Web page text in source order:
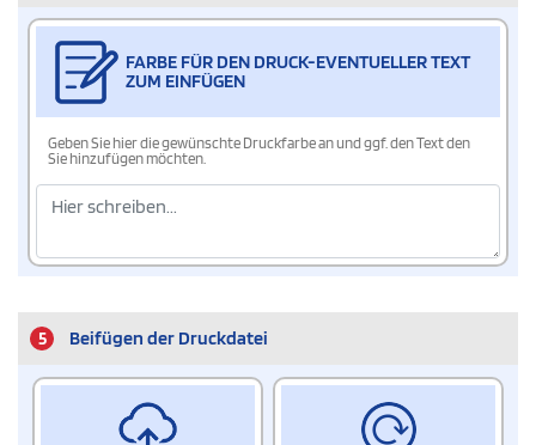
FARBE FÜR DEN DRUCK-EVENTUELLER TEXT
ZUM EINFÜGEN
Geben Sie hier die gewünschte Druckfarbe an und ggf. den Text den
Sie hinzufügen möchten.
5 Beifügen der Druckdatei